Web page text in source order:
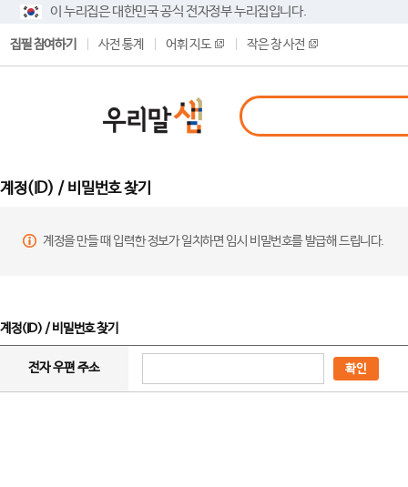
이 누리집은 대한민국 공식 전자정부 누리집입니다.
집필 참여하기 사전 통계 어휘 지도 작은 창 사전
계정(ID) / 비밀번호 찾기
계정을 만들 때 입력한 정보가 일치하면 임시 비밀번호를 발급해 드립니다.
계정(ID) / 비밀번호 찾기
전자 우편 주소 확인